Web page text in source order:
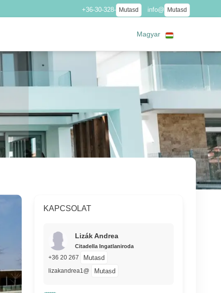
+36-30-328- Mutasd info@ Mutasd
Magyar
KAPCSOLAT
Lizák Andrea
Citadella Ingatlaniroda
+36 20 267 Mutasd
lizakandrea1@ Mutasd